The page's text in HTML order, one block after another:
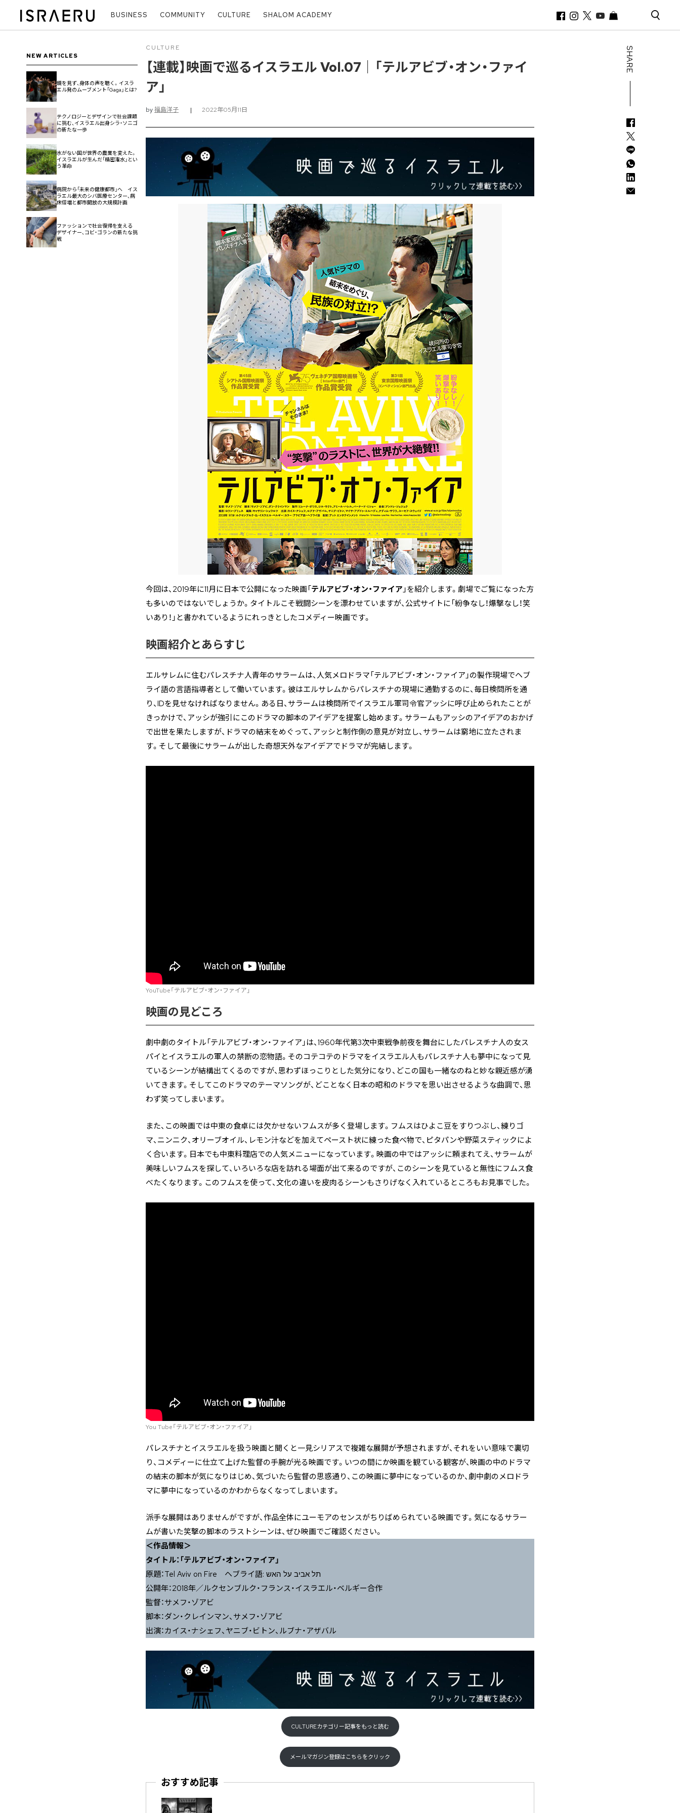
BUSINESS COMMUNITY CULTURE SHALOM ACADEMY
SHARE
NEW ARTICLES
鏡を見ず、身体の声を聴く。イスラ
エル発のムーブメント「Gaga」とは?
テクノロジーとデザインで社会課題
に挑む、イスラエル出身シラ・ソニゴ
の新たな一歩
水がない国が世界の農業を変えた。
イスラエルが生んだ「精密潅水」とい
う革命
病院から「未来の健康都市」へ イス
ラエル最大のシバ医療センター、病
床倍増と都市開放の大規模計画
ファッションで社会復帰を支える
デザイナー、コビ・ゴランの新たな挑
戦
CULTURE
【連載】映画で巡るイスラエル Vol.07｜「テルアビブ・オン・ファイ
ア」
by福島洋子 | 2022年05月11日
今回は、2019年に11月に日本で公開になった映画「テルアビブ・オン・ファイア 」を紹介します。劇場でご覧になった方
も多いのではないでしょうか。タイトルこそ戦闘シーンを漂わせていますが、公式サイトに「紛争なし！爆撃なし！笑
いあり！」と書かれているようにれっきとしたコメディー映画です。
映画紹介とあらすじ
エルサレムに住むパレスチナ人青年のサラームは、人気メロドラマ「テルアビブ・オン・ファイア」の製作現場でヘブ
ライ語の言語指導者として働いています。彼はエルサレムからパレスチナの現場に通勤するのに、毎日検問所を通
り、IDを見せなければなりません。ある日、サラームは検問所でイスラエル軍司令官アッシに呼び止められたことが
きっかけで、アッシが強引にこのドラマの脚本のアイデアを提案し始めます。サラームもアッシのアイデアのおかげ
で出世を果たしますが、ドラマの結末をめぐって、アッシと制作側の意見が対立し、サラームは窮地に立たされま
す。そして最後にサラームが出した奇想天外なアイデアでドラマが完結します。
YouTube「テルアビブ・オン・ファイア」
映画の見どころ
劇中劇のタイトル「テルアビブ・オン・ファイア」は、1960年代第3次中東戦争前夜を舞台にしたパレスチナ人の女ス
パイとイスラエルの軍人の禁断の恋物語。そのコテコテのドラマをイスラエル人もパレスチナ人も夢中になって見
ているシーンが結構出てくるのですが、思わずほっこりとした気分になり、どこの国も一緒なのねと妙な親近感が湧
いてきます。そしてこのドラマのテーマソングが、どことなく日本の昭和のドラマを思い出させるような曲調で、思
わず笑ってしまいます。
また、この映画では中東の食卓には欠かせないフムスが多く登場します。フムスはひよこ豆をすりつぶし、練りゴ
マ、ニンニク、オリーブオイル、レモン汁などを加えてペースト状に練った食べ物で、ピタパンや野菜スティックによ
く合います。日本でも中東料理店での人気メニューになっています。映画の中ではアッシに頼まれてえ、サラームが
美味しいフムスを探して、いろいろな店を訪れる場面が出て来るのですが、このシーンを見ていると無性にフムス食
べたくなります。このフムスを使って、文化の違いを皮肉るシーンもさりげなく入れているところもお見事でした。
You Tube「テルアビブ・オン・ファイア」
パレスチナとイスラエルを扱う映画と聞くと一見シリアスで複雑な展開が予想されますが、それをいい意味で裏切
り、コメディーに仕立て上げた監督の手腕が光る映画です。いつの間にか映画を観ている観客が、映画の中のドラマ
の結末の脚本が気になりはじめ、気づいたら監督の思惑通り、この映画に夢中になっているのか、劇中劇のメロドラ
マに夢中になっているのかわからなくなってしまいます。
派手な展開はありませんがですが、作品全体にユーモアのセンスがちりばめられている映画です。気になるサラー
ムが書いた笑撃の脚本のラストシーンは、ぜひ映画でご確認ください。
＜作品情報＞
タイトル：「テルアビブ・オン・ファイア」
原題：Tel Aviv on Fire ヘブライ語: תל אביב על האש
公開年：2018年／ルクセンブルク・フランス・イスラエル・ベルギー合作
監督：サメフ・ゾアビ
脚本：ダン・クレインマン、サメフ・ゾアビ
出演：カイス・ナシェフ、ヤニブ・ビトン、ルブナ・アザバル
CULTUREカテゴリー記事をもっと読む
メールマガジン登録はこちらをクリック
おすすめ記事